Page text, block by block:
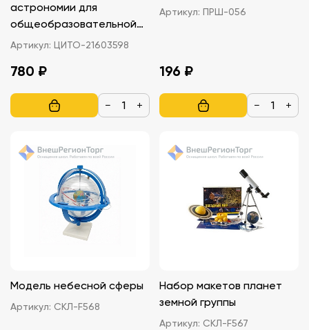
астрономии для
общеобразовательной
школы. Часть - 1
Артикул: ЦИТО-21603598
780 ₽
− +
Артикул: ПРШ-056
196 ₽
− +
Модель небесной сферы
Артикул: СКЛ-F568
Набор макетов планет
земной группы
Артикул: СКЛ-F567